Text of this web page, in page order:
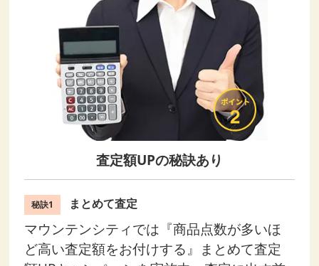
査定額UPの秘訣あり
秘訣1 まとめて査定
マウンテンシティでは『商品点数が多いほ
ど高い査定額をお付けする』まとめて査定